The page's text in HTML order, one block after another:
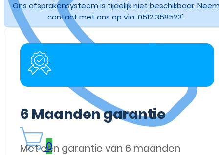
0
Ons afsprakensysteem is tijdelijk niet beschikbaar. Neem
contact met ons op via: 0512 358523'.
6 Maanden garantie
Met een garantie van 6 maanden